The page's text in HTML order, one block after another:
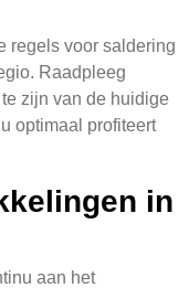
regels voor saldering
Raadpleeg
zijn van de huidige
optimaal profiteert
in
aan het